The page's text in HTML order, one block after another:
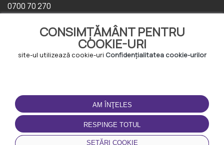
CONSIMȚĂMÂNT PENTRU
COOKIE-URI
site-ul utilizează cookie-uri Confidențialitatea cookie-urilor
AM ÎNŢELES
RESPINGE TOTUL
SETĂRI COOKIE
0700 70 270
TERMENI DE UTILIZARE
Termeni și condiții
Politica de
Confidențialitate
Politica de cookie-uri
DESCĂRCAȚI
APLICAȚIA